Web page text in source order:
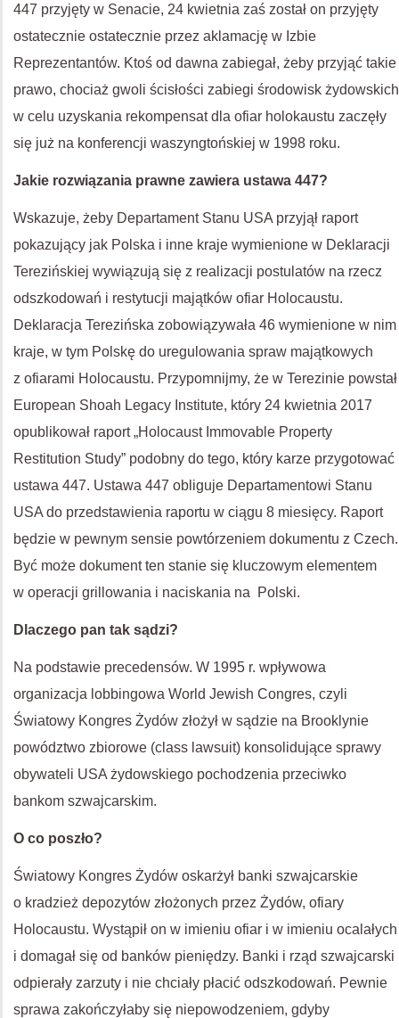
447 przyjęty w Senacie, 24 kwietnia zaś został on przyjęty
ostatecznie ostatecznie przez aklamację w Izbie
Reprezentantów. Ktoś od dawna zabiegał, żeby przyjąć takie
prawo, chociaż gwoli ścisłości zabiegi środowisk żydowskich
w celu uzyskania rekompensat dla ofiar holokaustu zaczęły
się już na konferencji waszyngtońskiej w 1998 roku.
Jakie rozwiązania prawne zawiera ustawa 447?
Wskazuje, żeby Departament Stanu USA przyjął raport
pokazujący jak Polska i inne kraje wymienione w Deklaracji
Terezińskiej wywiązują się z realizacji postulatów na rzecz
odszkodowań i restytucji majątków ofiar Holocaustu.
Deklaracja Terezińska zobowiązywała 46 wymienione w nim
kraje, w tym Polskę do uregulowania spraw majątkowych
z ofiarami Holocaustu. Przypomnijmy, że w Terezinie powstał
European Shoah Legacy Institute, który 24 kwietnia 2017
opublikował raport „Holocaust Immovable Property
Restitution Study” podobny do tego, który karze przygotować
ustawa 447. Ustawa 447 obliguje Departamentowi Stanu
USA do przedstawienia raportu w ciągu 8 miesięcy. Raport
będzie w pewnym sensie powtórzeniem dokumentu z Czech.
Być może dokument ten stanie się kluczowym elementem
w operacji grillowania i naciskania na Polski.
Dlaczego pan tak sądzi?
Na podstawie precedensów. W 1995 r. wpływowa
organizacja lobbingowa World Jewish Congres, czyli
Światowy Kongres Żydów złożył w sądzie na Brooklynie
powództwo zbiorowe (class lawsuit) konsolidujące sprawy
obywateli USA żydowskiego pochodzenia przeciwko
bankom szwajcarskim.
O co poszło?
Światowy Kongres Żydów oskarżył banki szwajcarskie
o kradzież depozytów złożonych przez Żydów, ofiary
Holocaustu. Wystąpił on w imieniu ofiar i w imieniu ocalałych
i domagał się od banków pieniędzy. Banki i rząd szwajcarski
odpierały zarzuty i nie chciały płacić odszkodowań. Pewnie
sprawa zakończyłaby się niepowodzeniem, gdyby